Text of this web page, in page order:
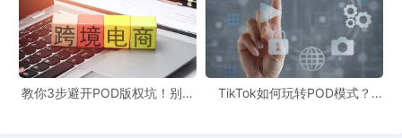
敏感类：平台禁售 + 物流受限
违反平台禁售规则的产品
教你3步避开POD版权坑！别让
TikTok如何玩转POD模式？